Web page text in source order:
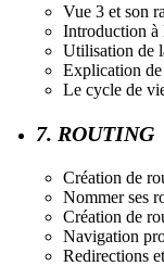
Vue 3 et son
Introduction
Utilisation de
Explication
Le cycle de
7. ROUTING
Création de
Nommer ses
Création de
Navigation
Redirections